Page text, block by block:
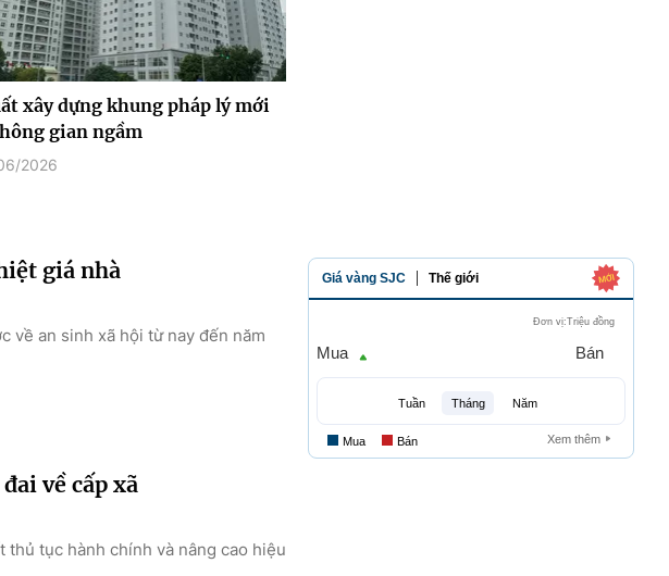
xây dựng khung pháp lý mới
gian ngầm
2026
giá nhà
về an sinh xã hội từ nay đến năm
về cấp xã
tục hành chính và nâng cao hiệu